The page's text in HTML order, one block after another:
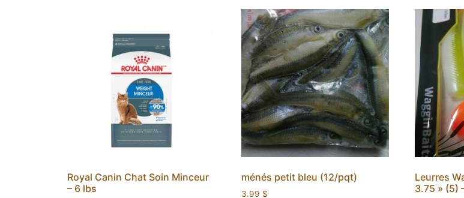
Royal Canin Chat Soin Minceur
– 6 lbs
ménés petit bleu (12/pqt)
3.99 $
Leurres
3.75 » (5)